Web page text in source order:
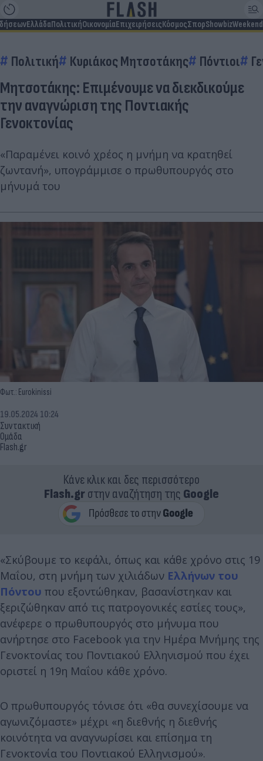
ΕλλάδαΠολιτικήΟικονομίαΕπιχειρήσειςΚόσμοςΣπορShowbizWeekend
Πολιτική Κυριάκος Μητσοτάκης Πόντιοι
Μητσοτάκης: Επιμένουμε να διεκδικούμε
την αναγνώριση της Ποντιακής
Γενοκτονίας
«Παραμένει κοινό χρέος η μνήμη να κρατηθεί
ζωντανή», υπογράμμισε ο πρωθυπουργός στο
μήνυμά του
Φωτ.: Eurokinissi
Συντακτική
Ομάδα
Flash.gr
19.05.2024 10:24
Κάνε κλικ και δες περισσότερο
Flash.grστην αναζήτηση της Google
«Σκύβουμε το κεφάλι, όπως και κάθε χρόνο στις 19
Μαΐου, στη μνήμη των χιλιάδων Ελλήνων του
Πόντου που εξοντώθηκαν, βασανίστηκαν και
ξεριζώθηκαν από τις πατρογονικές εστίες τους»,
ανέφερε ο πρωθυπουργός στο μήνυμα που
ανήρτησε στο Facebook για την Ημέρα Μνήμης της
Γενοκτονίας του Ποντιακού Ελληνισμού που έχει
οριστεί η 19η Μαΐου κάθε χρόνο.
Ο πρωθυπουργός τόνισε ότι «θα συνεχίσουμε να
αγωνιζόμαστε» μέχρι «η διεθνής η διεθνής
κοινότητα να αναγνωρίσει και επίσημα τη
Γενοκτονία του Ποντιακού Ελληνισμού».